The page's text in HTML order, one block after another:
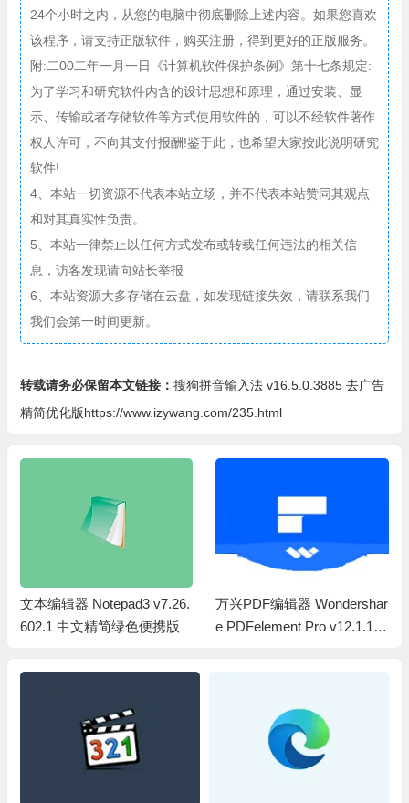
24个小时之内，从您的电脑中彻底删除上述内容。如果您喜欢
该程序，请支持正版软件，购买注册，得到更好的正版服务。
附:二00二年一月一日《计算机软件保护条例》第十七条规定:
为了学习和研究软件内含的设计思想和原理，通过安装、显
示、传输或者存储软件等方式使用软件的，可以不经软件著作
权人许可，不向其支付报酬!鉴于此，也希望大家按此说明研究
软件!
4、本站一切资源不代表本站立场，并不代表本站赞同其观点
和对其真实性负责。
5、本站一律禁止以任何方式发布或转载任何违法的相关信
息，访客发现请向站长举报
6、本站资源大多存储在云盘，如发现链接失效，请联系我们
我们会第一时间更新。
转载请务必保留本文链接： 搜狗拼音输入法 v16.5.0.3885 去广告
精简优化版https://www.izywang.com/235.html
文本编辑器 Notepad3 v7.26.
602.1 中文精简绿色便携版
万兴PDF编辑器 Wondershar
e PDFelement Pro v12.1.17.